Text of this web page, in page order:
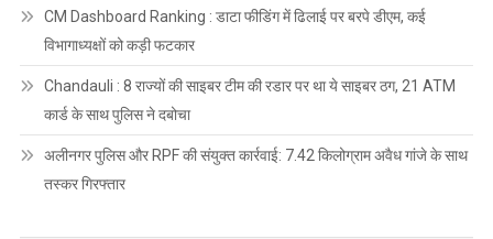
CM Dashboard Ranking : डाटा फीडिंग में ढिलाई पर बरपे डीएम, कई
विभागाध्यक्षों को कड़ी फटकार
Chandauli : 8 राज्यों की साइबर टीम की रडार पर था ये साइबर ठग, 21 ATM
कार्ड के साथ पुलिस ने दबोचा
अलीनगर पुलिस और RPF की संयुक्त कार्रवाई: 7.42 किलोग्राम अवैध गांजे के साथ
तस्कर गिरफ्तार